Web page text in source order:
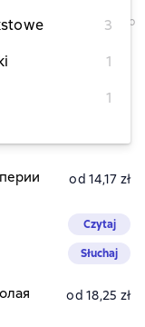
3
1
1
niedostępna
od 14,17 zł
Czytaj
Słuchaj
od 18,25 zł